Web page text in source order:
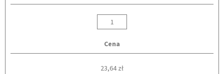
Cena
23,64 zł